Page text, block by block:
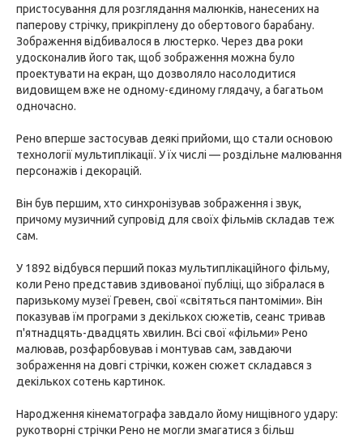
пристосування для розглядання малюнків, нанесених на
паперову стрічку, прикріплену до обертового барабану.
Зображення відбивалося в люстерко. Через два роки
удосконалив його так, щоб зображення можна було
проектувати на екран, що дозволяло насолодитися
видовищем вже не одному-єдиному глядачу, а багатьом
одночасно.
Рено вперше застосував деякі прийоми, що стали основою
технології мультиплікації. У їх числі — роздільне малювання
персонажів і декорацій.
Він був першим, хто синхронізував зображення і звук,
причому музичний супровід для своїх фільмів складав теж
сам.
У 1892 відбувся перший показ мультиплікаційного фільму,
коли Рено представив здивованої публіці, що зібралася в
паризькому музеї Гревен, свої «світяться пантоміми». Він
показував їм програми з декількох сюжетів, сеанс тривав
п'ятнадцять-двадцять хвилин. Всі свої «фільми» Рено
малював, розфарбовував і монтував сам, завдаючи
зображення на довгі стрічки, кожен сюжет складався з
декількох сотень картинок.
Народження кінематографа завдало йому нищівного удару:
рукотворні стрічки Рено не могли змагатися з більш